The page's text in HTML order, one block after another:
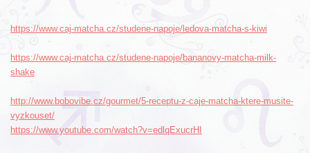
https://www.caj-matcha.cz/studene-napoje/ledova-matcha-s-kiwi
https://www.caj-matcha.cz/studene-napoje/bananovy-matcha-milk-
shake
http://www.bobovibe.cz/gourmet/5-receptu-z-caje-matcha-ktere-musite-
vyzkouset/
https://www.youtube.com/watch?v=edlqExucrHI